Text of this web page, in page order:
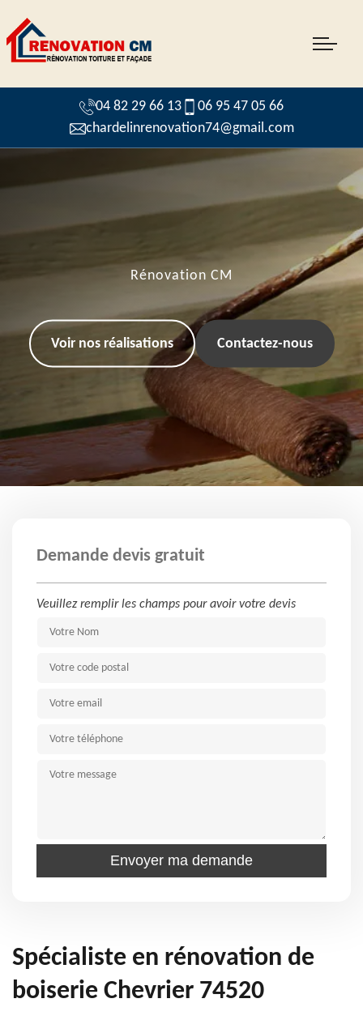
04 82 29 66 13
06 95 47 05 66
chardelinrenovation74@gmail.com
Rénovation CM
Voir nos réalisations Contactez-nous
Demande devis gratuit
Veuillez remplir les champs pour avoir votre devis
Spécialiste en rénovation de
boiserie Chevrier 74520